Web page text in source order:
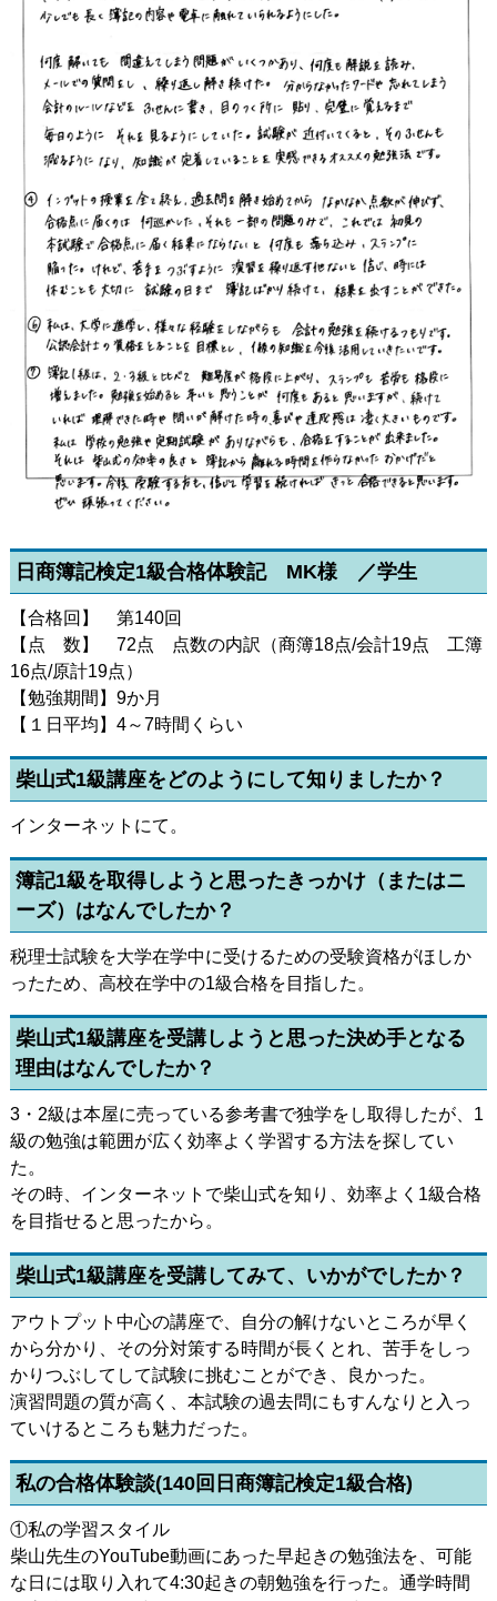
日商簿記検定1級合格体験記 MK様 ／学生
【合格回】 第140回
【点 数】 72点 点数の内訳（商簿18点/会計19点 工簿
16点/原計19点）
【勉強期間】9か月
【１日平均】4～7時間くらい
柴山式1級講座をどのようにして知りましたか？
インターネットにて。
簿記1級を取得しようと思ったきっかけ（またはニ
ーズ）はなんでしたか？
税理士試験を大学在学中に受けるための受験資格がほしか
ったため、高校在学中の1級合格を目指した。
柴山式1級講座を受講しようと思った決め手となる
理由はなんでしたか？
3・2級は本屋に売っている参考書で独学をし取得したが、1
級の勉強は範囲が広く効率よく学習する方法を探してい
た。
その時、インターネットで柴山式を知り、効率よく1級合格
を目指せると思ったから。
柴山式1級講座を受講してみて、いかがでしたか？
アウトプット中心の講座で、自分の解けないところが早く
から分かり、その分対策する時間が長くとれ、苦手をしっ
かりつぶしてして試験に挑むことができ、良かった。
演習問題の質が高く、本試験の過去問にもすんなりと入っ
ていけるところも魅力だった。
私の合格体験談(140回日商簿記検定1級合格)
①私の学習スタイル
柴山先生のYouTube動画にあった早起きの勉強法を、可能
な日には取り入れて4:30起きの朝勉強を行った。通学時間